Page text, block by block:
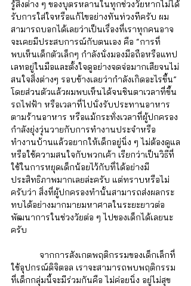
รู้สิ่งต่าง ๆ ของบุตรหลานในทุกช่วงวัยหากไม่ได้
รับการใส่ใจหรือแก้ไขอย่างทันท่วงทีครับ ผม
สามารถบอกได้เลยว่าเป็นเรื่องที่เราทุกคนอาจ
จะเคยมีประสบการณ์กับตนเอง คือ “การที่
พบเห็นเด็กตัวเล็กๆ กำลังนั่งมองมือถือหรือแทป
เลทอยู่ในมือและตั้งใจดูอย่างจดจ่อมากเสียจนไม่
สนใจสิ่งต่างๆ รอบข้างเลยว่ากำลังเกิดอะไรขึ้น”
โดยส่วนตัวแล้วผมพบเห็นได้จนชินตาเวลาที่ขึ้น
รถไฟฟ้า หรือเวลาที่ไปนั่งรับประทานอาหาร
ตามร้านอาหาร หรือแม้กระทั่งเวลาที่ผู้ปกครอง
กำลังยุ่งวุ่นวายกับการทำงานประจำหรือ
ทำงานบ้านแล้วอยากให้เด็กอยู่นิ่ง ๆ ไม่ต้องดูแล
หรือใช้ความสนใจกับพวกเค้า เรียกว่าเป็นวิธีที่
ใช้ในการหยุดเด็กน้อยไว้กับที่ได้อย่างมี
ประสิทธิภาพมากเลยล่ะครับ แต่ทราบหรือไม่
ครับว่า สิ่งที่ผู้ปกครองทำนั้นสามารถส่งผลกระ
ทบได้อย่างมากมายมหาศาลในระยะยาวต่อ
พัฒนาการในช่วงวัยต่อ ๆ ไปของเด็กได้เลยนะ
ครับ
ใช้อุปกรณ์ดิจิตอล เราจะสามารถพบพฤติกรรม
ที่เด็กกลุ่มนี้จะมีร่วมกันคือ ไม่ค่อยนิ่ง อยู่ไม่สุข